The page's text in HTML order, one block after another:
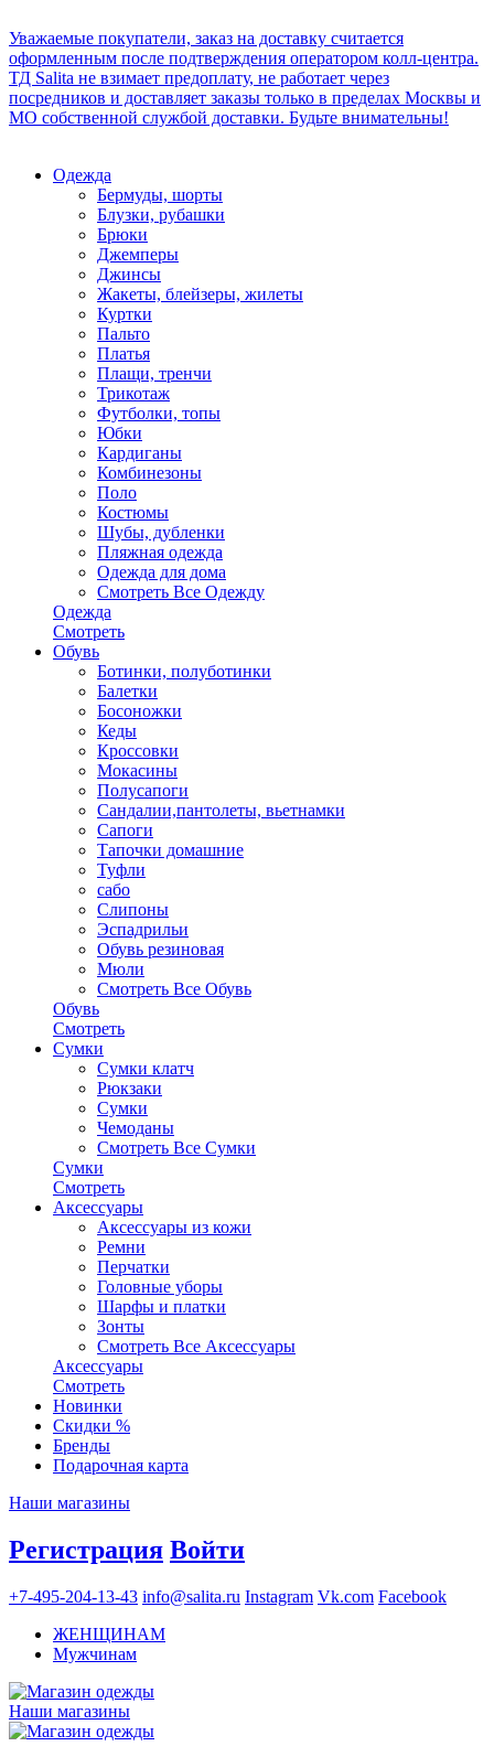
Уважаемые покупатели, заказ на доставку считается
оформленным после подтверждения оператором колл-центра.
ТД Salita не взимает предоплату, не работает через
посредников и доставляет заказы только в пределах Москвы и
МО собственной службой доставки. Будьте внимательны!
Одежда
Бермуды, шорты
Блузки, рубашки
Брюки
Джемперы
Джинсы
Жакеты, блейзеры, жилеты
Куртки
Пальто
Платья
Плащи, тренчи
Трикотаж
Футболки, топы
Юбки
Кардиганы
Комбинезоны
Поло
Костюмы
Шубы, дубленки
Пляжная одежда
Одежда для дома
Смотреть Все Одежду
Одежда
Смотреть
Обувь
Ботинки, полуботинки
Балетки
Босоножки
Кеды
Кроссовки
Мокасины
Полусапоги
Сандалии,пантолеты, вьетнамки
Сапоги
Тапочки домашние
Туфли
сабо
Слипоны
Эспадрильи
Обувь резиновая
Мюли
Смотреть Все Обувь
Обувь
Смотреть
Сумки
Сумки клатч
Рюкзаки
Сумки
Чемоданы
Смотреть Все Сумки
Сумки
Смотреть
Аксессуары
Аксессуары из кожи
Ремни
Перчатки
Головные уборы
Шарфы и платки
Зонты
Смотреть Все Аксессуары
Аксессуары
Смотреть
Новинки
Скидки %
Бренды
Подарочная карта
Наши магазины
Регистрация Войти
+7-495-204-13-43 info@salita.ru Instagram Vk.com Facebook
ЖЕНЩИНАМ
Мужчинам
Наши магазины